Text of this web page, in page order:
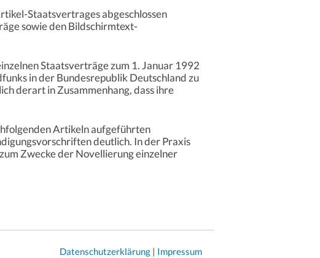
Staatsvertrages abgeschlossen
sowie den Bildschirmtext-
Staatsverträge zum 1. Januar 1992
in der Bundesrepublik Deutschland zu
derart in Zusammenhang, dass ihre
Artikeln aufgeführten
deutlich. In der Praxis
Zwecke der Novellierung einzelner
Datenschutzerklärung | Impressum